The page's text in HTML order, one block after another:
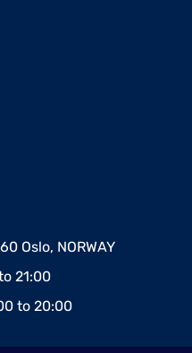
Oslo, NORWAY
21:00
to 20:00